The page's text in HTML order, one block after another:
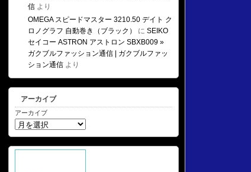
信 より
OMEGA スピードマスター 3210.50 デイト ク
ロノグラフ 自動巻き（ブラック）
に SEIKO
セイコー ASTRON アストロン SBXB009 »
ガクブルファッション通信 | ガクブルファッ
ション通信 より
アーカイブ
アーカイブ